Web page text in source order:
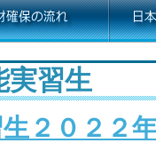
実習生
２０２２